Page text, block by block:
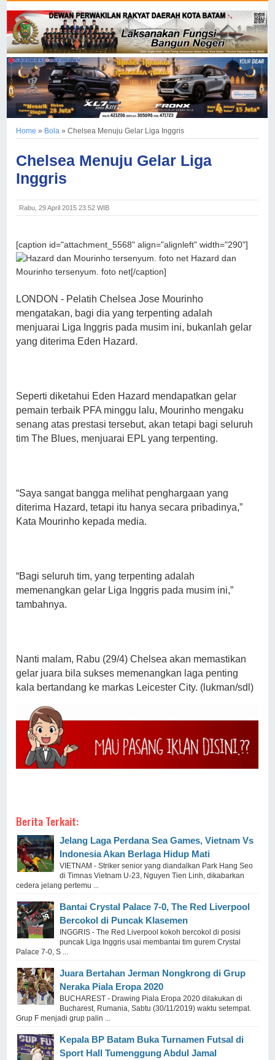
Home » Bola »Chelsea Menuju Gelar Liga Inggris
Chelsea Menuju Gelar Liga
Inggris
Rabu, 29 April 2015 23.52 WIB
[caption id="attachment_5568" align="alignleft" width="290"]
Hazard dan
Mourinho tersenyum. foto net[/caption]
LONDON - Pelatih Chelsea Jose Mourinho
mengatakan, bagi dia yang terpenting adalah
menjuarai Liga Inggris pada musim ini, bukanlah gelar
yang diterima Eden Hazard.
Seperti diketahui Eden Hazard mendapatkan gelar
pemain terbaik PFA minggu lalu, Mourinho mengaku
senang atas prestasi tersebut, akan tetapi bagi seluruh
tim The Blues, menjuarai EPL yang terpenting.
“Saya sangat bangga melihat penghargaan yang
diterima Hazard, tetapi itu hanya secara pribadinya,”
Kata Mourinho kepada media.
“Bagi seluruh tim, yang terpenting adalah
memenangkan gelar Liga Inggris pada musim ini,”
tambahnya.
Nanti malam, Rabu (29/4) Chelsea akan memastikan
gelar juara bila sukses memenangkan laga penting
kala bertandang ke markas Leicester City. (lukman/sdl)
Berita Terkait:
Jelang Laga Perdana Sea Games, Vietnam Vs
Indonesia Akan Berlaga Hidup Mati
VIETNAM - Striker senior yang diandalkan Park Hang Seo
di Timnas Vietnam U-23, Nguyen Tien Linh, dikabarkan
cedera jelang pertemu ...
Bantai Crystal Palace 7-0, The Red Liverpool
Bercokol di Puncak Klasemen
INGGRIS - The Red Liverpool kokoh bercokol di posisi
puncak Liga Inggris usai membantai tim gurem Crystal
Palace 7-0, S ...
Juara Bertahan Jerman Nongkrong di Grup
Neraka Piala Eropa 2020
BUCHAREST - Drawing Piala Eropa 2020 dilakukan di
Bucharest, Rumania, Sabtu (30/11/2019) waktu setempat.
Grup F menjadi grup palin ...
Kepala BP Batam Buka Turnamen Futsal di
Sport Hall Tumenggung Abdul Jamal